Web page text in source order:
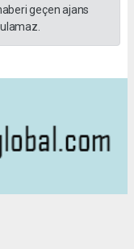
geçen ajans